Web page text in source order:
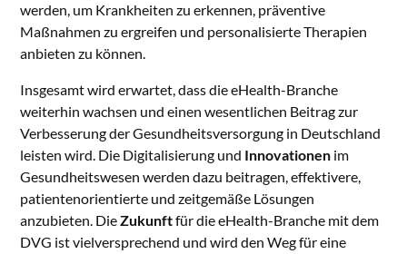
werden, um Krankheiten zu erkennen, präventive
Maßnahmen zu ergreifen und personalisierte Therapien
anbieten zu können.
Insgesamt wird erwartet, dass die eHealth-Branche
weiterhin wachsen und einen wesentlichen Beitrag zur
Verbesserung der Gesundheitsversorgung in Deutschland
leisten wird. Die Digitalisierung und Innovationen im
Gesundheitswesen werden dazu beitragen, effektivere,
patientenorientierte und zeitgemäße Lösungen
anzubieten. DieZukunftfür die eHealth-Branche mit dem
DVG ist vielversprechend und wird den Weg für eine